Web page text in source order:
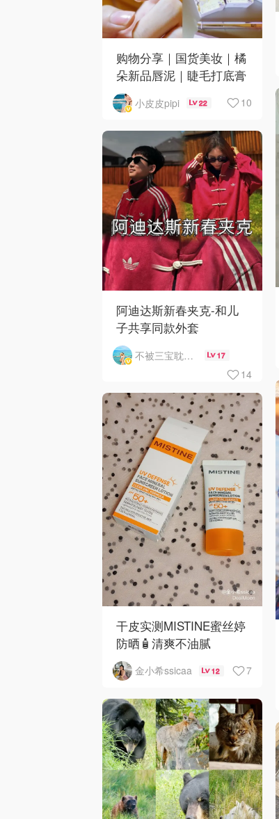
购物分享｜国货美妆｜橘
朵新品唇泥｜睫毛打底膏
｜日韩小物｜眼线笔｜美
甲DIY💅
小皮皮pipi 22 10
阿迪达斯新春夹克-和儿
子共享同款外套
不被三宝耽误的妈 17
14
干皮实测MISTINE蜜丝婷
防晒🧴清爽不油腻
金小希ssicaa 12 7